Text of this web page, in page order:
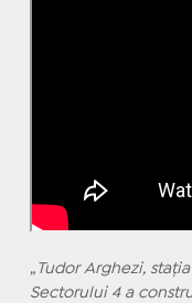
„ Tudor Arghezi,
Sectorului 4 a